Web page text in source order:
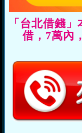
「台北借錢
借，7萬內